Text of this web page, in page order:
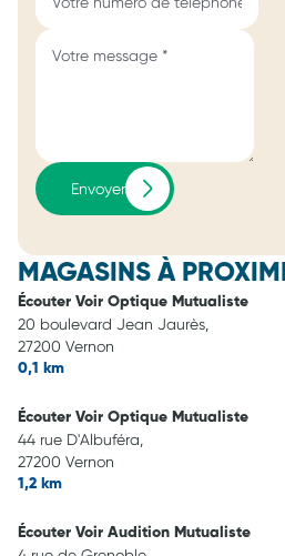
Envoyer
MAGASINS À
Écouter Voir Optique Mutualiste
20 boulevard Jean Jaurès,
27200 Vernon
0,1 km
Écouter Voir Optique Mutualiste
44 rue D'Albuféra,
27200 Vernon
1,2 km
Écouter Voir Audition Mutualiste